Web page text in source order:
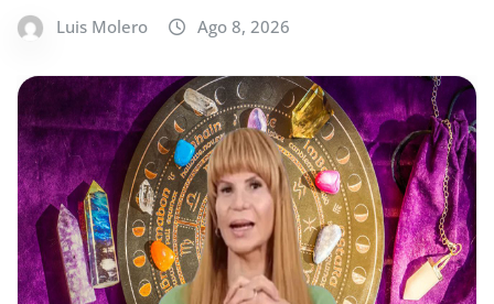
Luis Molero Ago 8, 2026